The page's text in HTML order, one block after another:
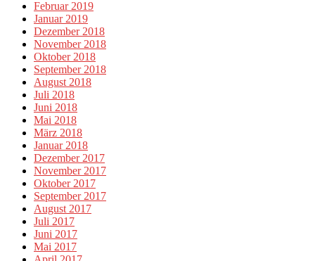
Februar 2019
Januar 2019
Dezember 2018
November 2018
Oktober 2018
September 2018
August 2018
Juli 2018
Juni 2018
Mai 2018
März 2018
Januar 2018
Dezember 2017
November 2017
Oktober 2017
September 2017
August 2017
Juli 2017
Juni 2017
Mai 2017